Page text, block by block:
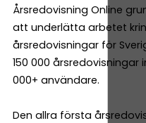
Årsredovisning Online
att underlätta arbetet
årsredovisningar för
150 000
000+ användare.
Den allra första